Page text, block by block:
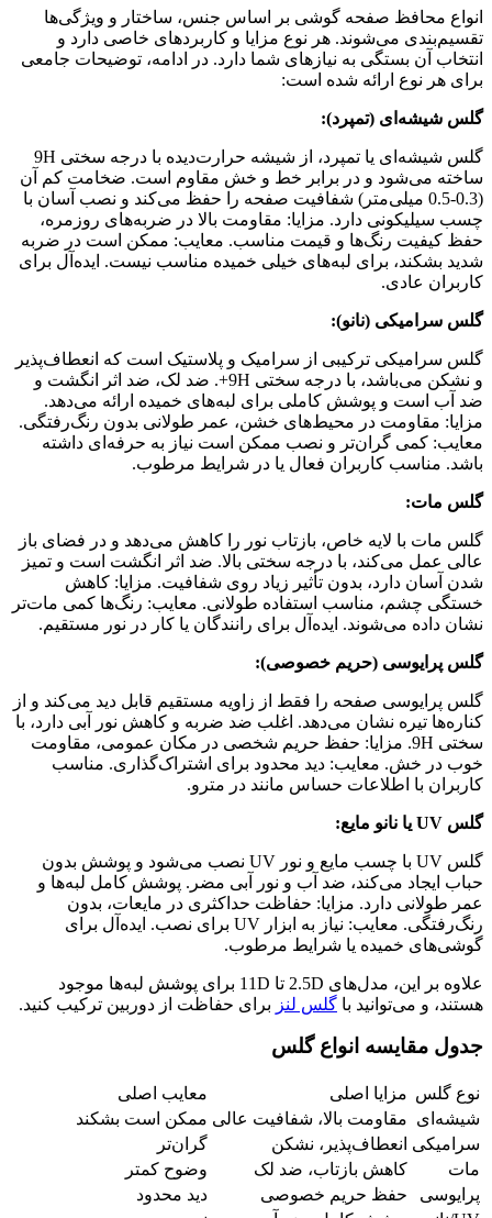
انواع محافظ صفحه گوشی بر اساس جنس، ساختار و ویژگی‌ها
تقسیم‌بندی می‌شوند. هر نوع مزایا و کاربردهای خاصی دارد و
انتخاب آن بستگی به نیازهای شما دارد. در ادامه، توضیحات جامعی
برای هر نوع ارائه شده است:
گلس شیشه‌ای (تمپرد):
گلس شیشه‌ای یا تمپرد، از شیشه حرارت‌دیده با درجه سختی 9H
ساخته می‌شود و در برابر خط و خش مقاوم است. ضخامت کم آن
(0.3-0.5 میلی‌متر) شفافیت صفحه را حفظ می‌کند و نصب آسان با
چسب سیلیکونی دارد. مزایا: مقاومت بالا در ضربه‌های روزمره،
حفظ کیفیت رنگ‌ها و قیمت مناسب. معایب: ممکن است در ضربه
شدید بشکند، برای لبه‌های خیلی خمیده مناسب نیست. ایده‌آل برای
کاربران عادی.
گلس سرامیکی (نانو):
گلس سرامیکی ترکیبی از سرامیک و پلاستیک است که انعطاف‌پذیر
و نشکن می‌باشد، با درجه سختی 9H+. ضد لک، ضد اثر انگشت و
ضد آب است و پوشش کاملی برای لبه‌های خمیده ارائه می‌دهد.
مزایا: مقاومت در محیط‌های خشن، عمر طولانی بدون رنگ‌رفتگی.
معایب: کمی گران‌تر و نصب ممکن است نیاز به حرفه‌ای داشته
باشد. مناسب کاربران فعال یا در شرایط مرطوب.
گلس مات:
گلس مات با لایه خاص، بازتاب نور را کاهش می‌دهد و در فضای باز
عالی عمل می‌کند، با درجه سختی بالا. ضد اثر انگشت است و تمیز
شدن آسان دارد، بدون تأثیر زیاد روی شفافیت. مزایا: کاهش
خستگی چشم، مناسب استفاده طولانی. معایب: رنگ‌ها کمی مات‌تر
نشان داده می‌شوند. ایده‌آل برای رانندگان یا کار در نور مستقیم.
گلس پرایوسی (حریم خصوصی):
گلس پرایوسی صفحه را فقط از زاویه مستقیم قابل دید می‌کند و از
کناره‌ها تیره نشان می‌دهد. اغلب ضد ضربه و کاهش نور آبی دارد، با
سختی 9H. مزایا: حفظ حریم شخصی در مکان عمومی، مقاومت
خوب در خش. معایب: دید محدود برای اشتراک‌گذاری. مناسب
کاربران با اطلاعات حساس مانند در مترو.
گلس UV یا نانو مایع:
گلس UV با چسب مایع و نور UV نصب می‌شود و پوشش بدون
حباب ایجاد می‌کند، ضد آب و نور آبی مضر. پوشش کامل لبه‌ها و
عمر طولانی دارد. مزایا: حفاظت حداکثری در مایعات، بدون
رنگ‌رفتگی. معایب: نیاز به ابزار UV برای نصب. ایده‌آل برای
گوشی‌های خمیده یا شرایط مرطوب.
علاوه بر این، مدل‌های 2.5D تا 11D برای پوشش لبه‌ها موجود
هستند، و می‌توانید با گلس لنز برای حفاظت از دوربین ترکیب کنید.
جدول مقایسه انواع گلس
نوع گلس مزایا اصلی
معایب اصلی
شیشه‌ای مقاومت بالا، شفافیت عالی ممکن است بشکند
سرامیکی انعطاف‌پذیر، نشکن
گران‌تر
مات
کاهش بازتاب، ضد لک
وضوح کمتر
پرایوسی
حفظ حریم خصوصی
دید محدود